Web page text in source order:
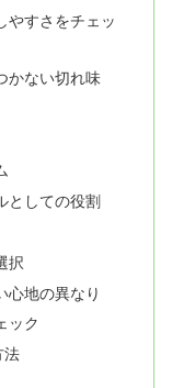
やすさをチェッ
かない切れ味
としての役割
択
心地の異なり
ック
法